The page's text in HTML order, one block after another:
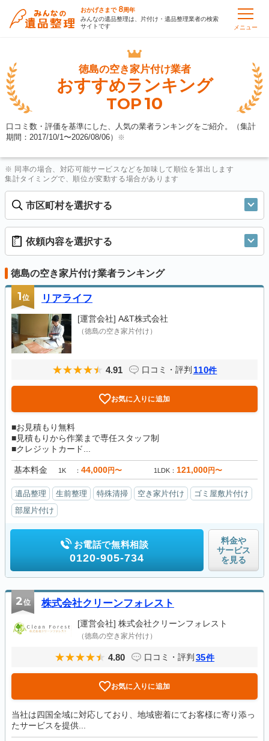
おかげさまで 8周年
みんなの遺品整理は、片付け・遺品整理業者の検索
サイトです
メニュー
徳島の空き家片付け業者
おすすめランキング
TOP10
口コミ数・評価を基準にした、人気の業者ランキングをご紹介。（集計
期間：2017/10/1〜2026/08/06） ※
※ 同率の場合、対応可能サービスなどを加味して順位を算出します
集計タイミングで、順位が変動する場合があります
市区町村を選択する
依頼内容を選択する
徳島の空き家片付け業者ランキング
1位 リアライフ
[運営会社] A&T株式会社
（徳島の空き家片付け）
4.91 口コミ・評判 110件
お気に入りに追加
■お見積もり無料
■見積もりから作業まで専任スタッフ制
■クレジットカード...
基本料金 1K 44,000円〜 1LDK 121,000円〜
遺品整理 生前整理 特殊清掃 空き家片付け
ゴミ屋敷片付け
部屋片付け
お電話で無料相談
0120-905-734
料金や
サービス
を見る
2位 株式会社クリーンフォレスト
[運営会社] 株式会社クリーンフォレスト
（徳島の空き家片付け）
4.80 口コミ・評判 35件
お気に入りに追加
当社は四国全域に対応しており、地域密着にてお客様に寄り添っ
たサービスを提供...